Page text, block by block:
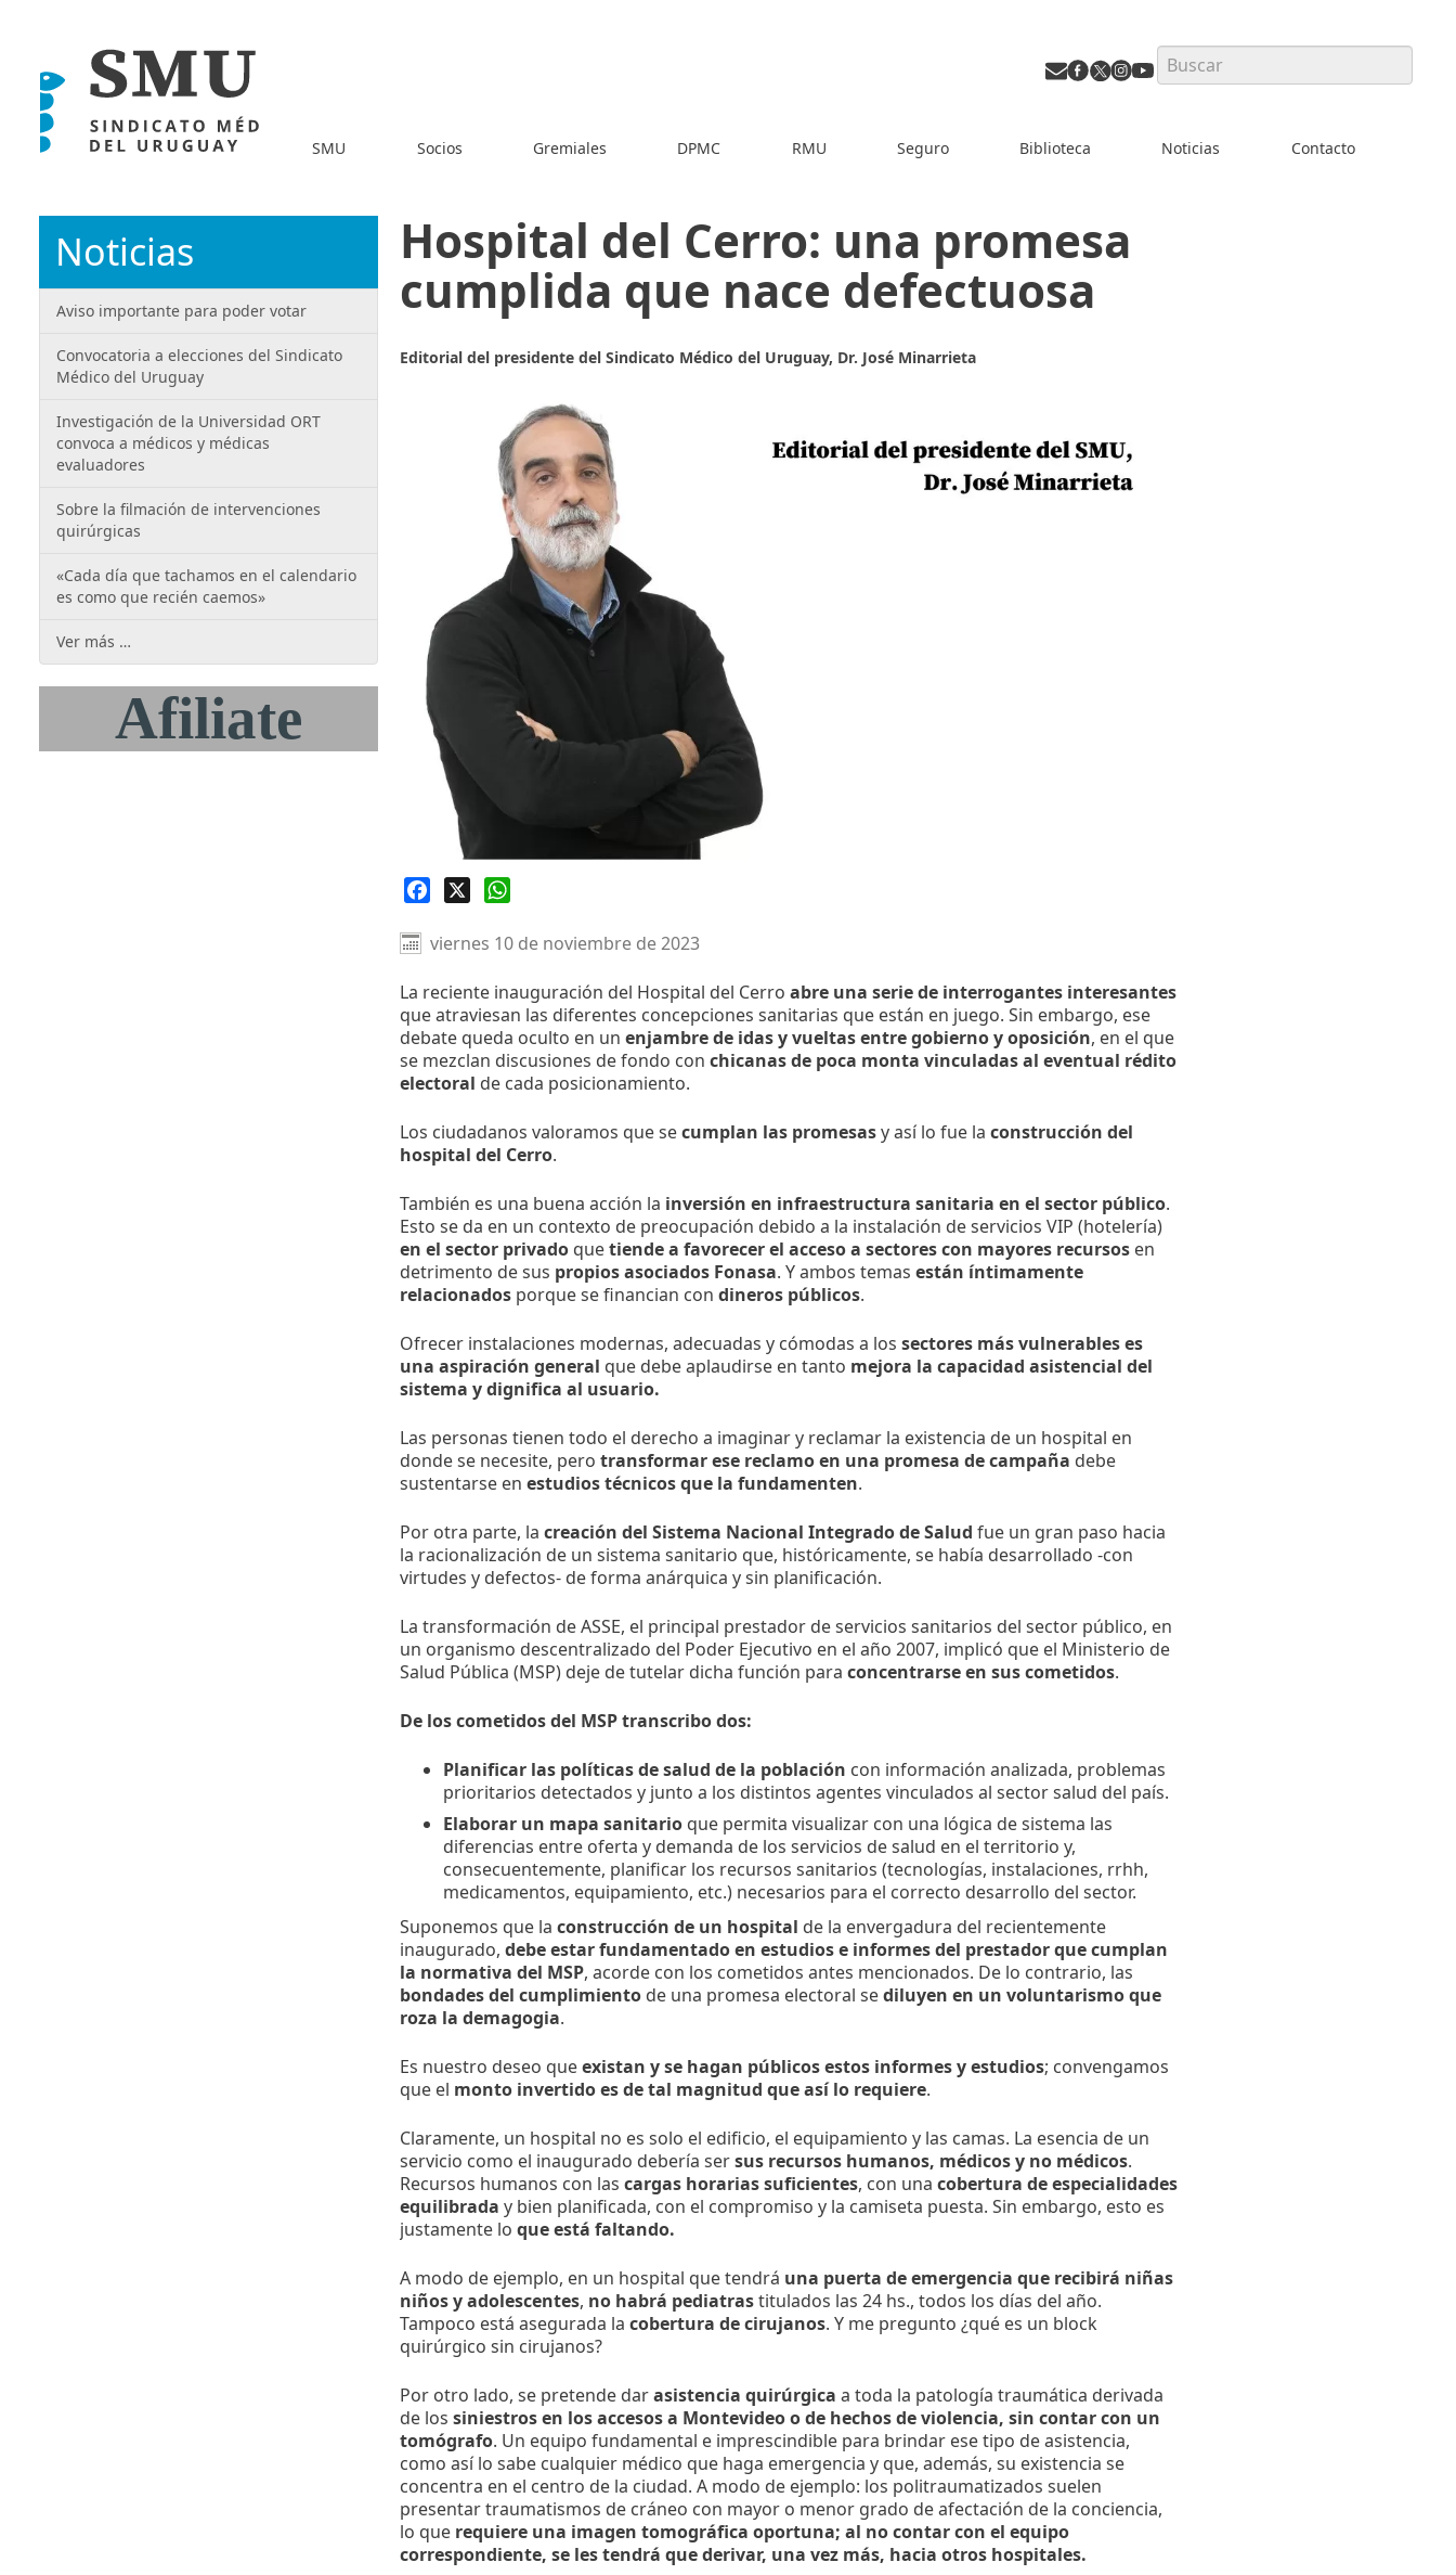
Search
SMU Socios Gremiales DPMC RMU Seguro Biblioteca Noticias Contacto
Hospital del Cerro: una promesa
cumplida que nace defectuosa
Editorial del presidente del Sindicato Médico del Uruguay, Dr. José Minarrieta
Facebook
viernes 10 de noviembre de 2023
La reciente inauguración del Hospital del Cerro abre una serie de interrogantes interesantes
que atraviesan las diferentes concepciones sanitarias que están en juego. Sin embargo, ese
debate queda oculto en un enjambre de idas y vueltas entre gobierno y oposición, en el que
se mezclan discusiones de fondo con chicanas de poca monta vinculadas al eventual rédito
electoral de cada posicionamiento.
Los ciudadanos valoramos que secumplan las promesasy así lo fue la construcción del
hospital del Cerro.
También es una buena acción la inversión en infraestructura sanitaria en el sector público.
Esto se da en un contexto de preocupación debido a la instalación de servicios VIP (hotelería)
en el sector privado quetiende a favorecer el acceso a sectores con mayores recursos en
detrimento de sus propios asociados Fonasa. Y ambos temas están íntimamente
relacionados porque se financian con dineros públicos.
Ofrecer instalaciones modernas, adecuadas y cómodas a los sectores más vulnerables es
una aspiración general que debe aplaudirse en tanto mejora la capacidad asistencial del
sistema y dignifica al usuario.
Las personas tienen todo el derecho a imaginar y reclamar la existencia de un hospital en
donde se necesite, pero transformar ese reclamo en una promesa de campaña debe
sustentarse en estudios técnicos que la fundamenten.
Por otra parte, la creación del Sistema Nacional Integrado de Salud fue un gran paso hacia
la racionalización de un sistema sanitario que, históricamente, se había desarrollado -con
virtudes y defectos- de forma anárquica y sin planificación.
La transformación de ASSE, el principal prestador de servicios sanitarios del sector público, en
un organismo descentralizado del Poder Ejecutivo en el año 2007, implicó que el Ministerio de
Salud Pública (MSP) deje de tutelar dicha función para concentrarse en sus cometidos.
De los cometidos del MSP transcribo dos:
Planificar las políticas de salud de la población con información analizada, problemas
prioritarios detectados y junto a los distintos agentes vinculados al sector salud del país.
Elaborar un mapa sanitario que permita visualizar con una lógica de sistema las
diferencias entre oferta y demanda de los servicios de salud en el territorio y,
consecuentemente, planificar los recursos sanitarios (tecnologías, instalaciones, rrhh,
medicamentos, equipamiento, etc.) necesarios para el correcto desarrollo del sector.
Suponemos que la construcción de un hospital de la envergadura del recientemente
inaugurado, debe estar fundamentado en estudios e informes del prestador que cumplan
la normativa del MSP, acorde con los cometidos antes mencionados. De lo contrario, las
bondades del cumplimiento de una promesa electoral sediluyen en un voluntarismo que
roza la demagogia.
Es nuestro deseo queexistan y se hagan públicos estos informes y estudios; convengamos
que el monto invertido es de tal magnitud que así lo requiere.
Claramente, un hospital no es solo el edificio, el equipamiento y las camas. La esencia de un
servicio como el inaugurado debería sersus recursos humanos, médicos y no médicos.
Recursos humanos con las cargas horarias suficientes, con una cobertura de especialidades
equilibrada y bien planificada, con el compromiso y la camiseta puesta. Sin embargo, esto es
justamente lo que está faltando.
A modo de ejemplo, en un hospital que tendrá una puerta de emergencia que recibirá niñas
niños y adolescentes, no habrá pediatrastitulados las 24 hs., todos los días del año.
Tampoco está asegurada la cobertura de cirujanos. Y me pregunto ¿qué es un block
quirúrgico sin cirujanos?
Por otro lado, se pretende darasistencia quirúrgica a toda la patología traumática derivada
de los siniestros en los accesos a Montevideo o de hechos de violencia, sin contar con un
tomógrafo. Un equipo fundamental e imprescindible para brindar ese tipo de asistencia,
como así lo sabe cualquier médico que haga emergencia y que, además, su existencia se
concentra en el centro de la ciudad. A modo de ejemplo: los politraumatizados suelen
presentar traumatismos de cráneo con mayor o menor grado de afectación de la conciencia,
lo que requiere una imagen tomográfica oportuna; al no contar con el equipo
correspondiente, se les tendrá que derivar, una vez más, hacia otros hospitales.
Noticias
Aviso importante para poder votar
Convocatoria a elecciones del Sindicato
Médico del Uruguay
Investigación de la Universidad ORT
convoca a médicos y médicas
evaluadores
Sobre la filmación de intervenciones
quirúrgicas
«Cada día que tachamos en el calendario
es como que recién caemos»
Ver más …
Afiliate